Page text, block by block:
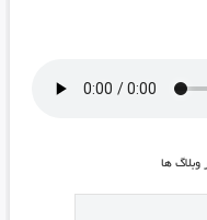
ها